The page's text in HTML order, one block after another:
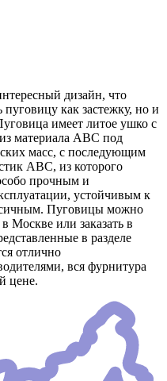
дизайн, что
пуговицу как застежку, но и
имеет литое ушко с
материала АВС под
масс, с последующим
АВС, из которого
прочным и
устойчивым к
Пуговицы можно
Москве или заказать в
в разделе
отлично
вся фурнитура
цене.